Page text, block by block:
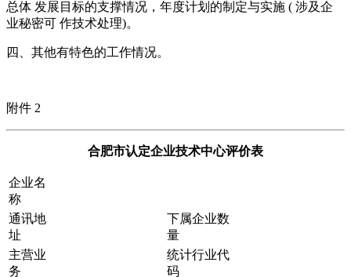
总体 发展目标的支撑情况，年度计划的制定与实施 ( 涉及企
业秘密可 作技术处理)。
四、其他有特色的工作情况。
附件 2
合肥市认定企业技术中心评价表
企业名
称
通讯地
址
下属企业数
量
主营业
务
统计行业代
码